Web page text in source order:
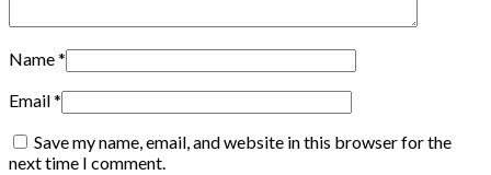
Name*
Email*
Save my name, email, and website in this browser for the
next time I comment.